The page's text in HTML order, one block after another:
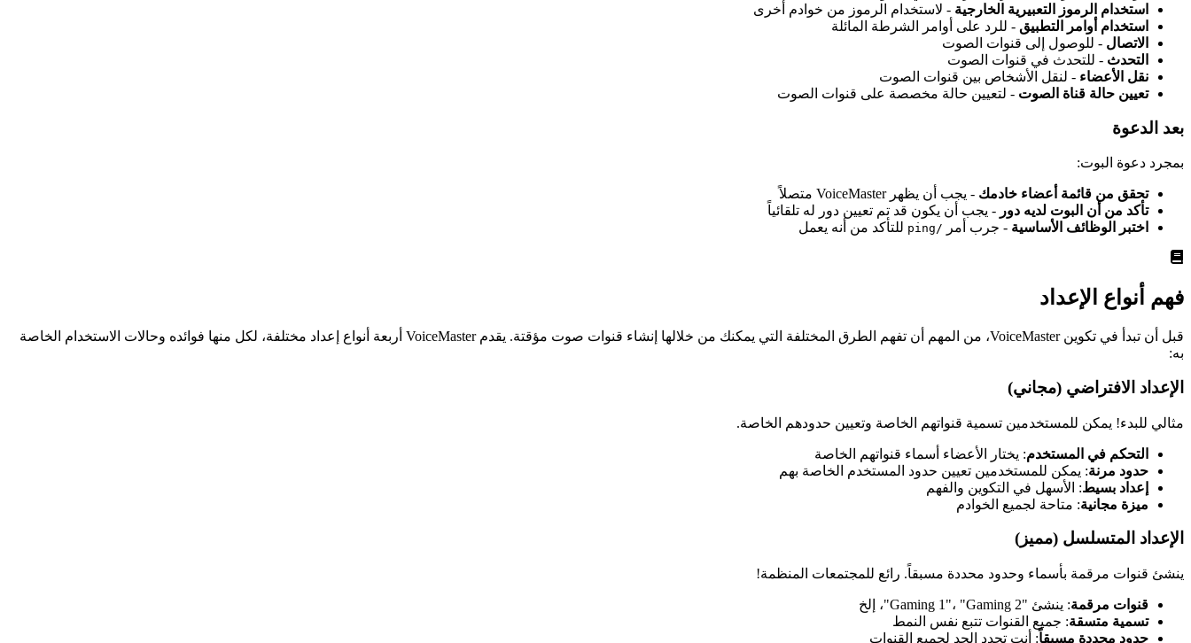
استخدام الرموز التعبيرية الخارجية - لاستخدام الرموز من خوادم أخرى
استخدام أوامر التطبيق - للرد على أوامر الشرطة المائلة
الاتصال - للوصول إلى قنوات الصوت
التحدث - للتحدث في قنوات الصوت
نقل الأعضاء - لنقل الأشخاص بين قنوات الصوت
تعيين حالة قناة الصوت - لتعيين حالة مخصصة على قنوات الصوت
بعد الدعوة
بمجرد دعوة البوت:
تحقق من قائمة أعضاء خادمك - يجب أن يظهر VoiceMaster متصلاً
تأكد من أن البوت لديه دور - يجب أن يكون قد تم تعيين دور له تلقائياً
اختبر الوظائف الأساسية - جرب أمر /ping للتأكد من أنه يعمل
فهم أنواع الإعداد
قبل أن تبدأ في تكوين VoiceMaster، من المهم أن تفهم الطرق المختلفة التي يمكنك من خلالها إنشاء قنوات صوت مؤقتة. يقدم VoiceMaster أربعة أنواع إعداد مختلفة، لكل منها فوائده وحالات الاستخدام الخاصة
به:
الإعداد الافتراضي (مجاني)
مثالي للبدء! يمكن للمستخدمين تسمية قنواتهم الخاصة وتعيين حدودهم الخاصة.
التحكم في المستخدم: يختار الأعضاء أسماء قنواتهم الخاصة
حدود مرنة: يمكن للمستخدمين تعيين حدود المستخدم الخاصة بهم
إعداد بسيط: الأسهل في التكوين والفهم
ميزة مجانية: متاحة لجميع الخوادم
الإعداد المتسلسل (مميز)
ينشئ قنوات مرقمة بأسماء وحدود محددة مسبقاً. رائع للمجتمعات المنظمة!
قنوات مرقمة: ينشئ "Gaming 1"، "Gaming 2"، إلخ
تسمية متسقة: جميع القنوات تتبع نفس النمط
حدود محددة مسبقاً: أنت تحدد الحد لجميع القنوات